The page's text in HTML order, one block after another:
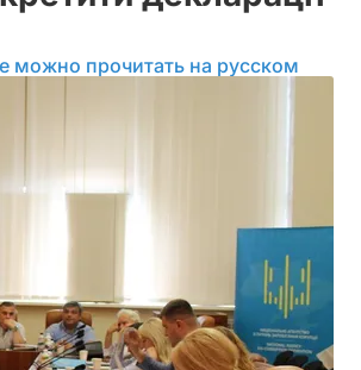
можно прочитать на русском